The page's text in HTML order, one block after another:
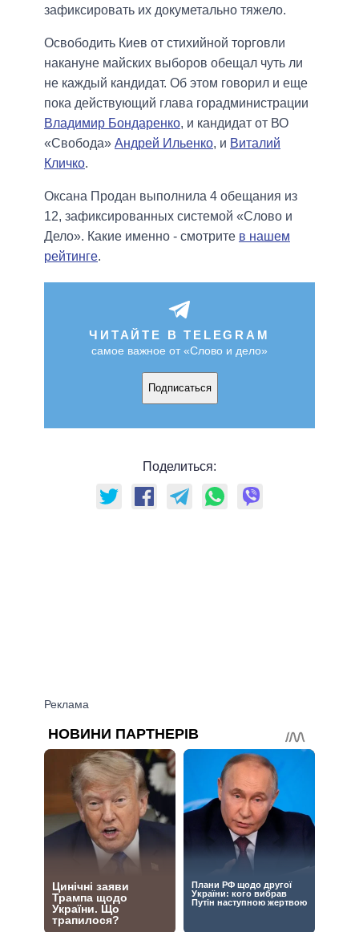
зафиксировать их докуметально тяжело.
Освободить Киев от стихийной торговли
накануне майских выборов обещал чуть ли
не каждый кандидат. Об этом говорил и еще
пока действующий глава горадминистрации
Владимир Бондаренко, и кандидат от ВО
«Свобода» Андрей Ильенко, и Виталий
Кличко.
Оксана Продан выполнила 4 обещания из
12, зафиксированных системой «Слово и
Дело». Какие именно - смотрите в нашем
рейтинге.
ЧИТАЙТЕ В TELEGRAM
самое важное от «Слово и дело»
Подписаться
Поделиться: